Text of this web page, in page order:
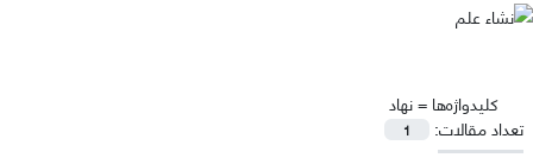
کلیدواژه‌ها =نهاد
تعداد مقالات:
1